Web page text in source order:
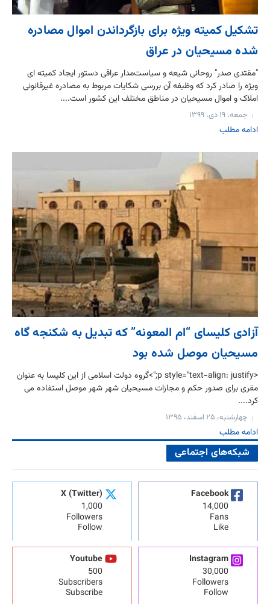
تشکیل کمیته ویژه برای بازگرداندن اموال مصادره
شده مسیحیان در عراق
"مقتدی صدر" روحانی شیعه و سیاست‌مدار عراقی دستور ایجاد کمیته ای
ویژه را صادر کرد که وظیفه آن بررسی شکایات مربوط به مصادره غیرقانونی
املاک و اموال مسیحیان در مناطق مختلف این کشور است....
جمعه، ۱۹ دی، ۱۳۹۹
ادامه مطلب
آزادی کلیسای “ام المعونه” که تبدیل به شکنجه گاه
مسیحیان موصل شده بود
<p style="text-align: justify;">گروه دولت اسلامی از این کلیسا به عنوان
مقری برای صدور حکم و مجازات مسیحیان شهر شهر موصل استفاده می
کرد....
چهارشنبه، ۲۵ اسفند، ۱۳۹۵
ادامه مطلب
شبکه‌های اجتماعی
Facebook
14,000
Fans
Like
X (Twitter)
1,000
Followers
Follow
Instagram
30,000
Followers
Follow
Youtube
500
Subscribers
Subscribe